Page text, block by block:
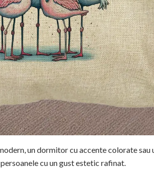
un dormitor cu accente colorate sau
cu un gust estetic rafinat.